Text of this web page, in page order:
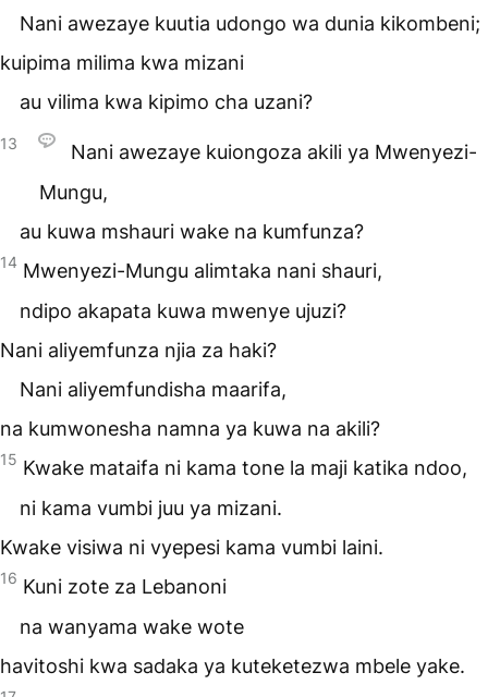
Nani awezaye kuutia udongo wa dunia kikombeni;
kuipima milima kwa mizani
au vilima kwa kipimo cha uzani?
13
Nani awezaye kuiongoza akili ya Mwenyezi-
Mungu,
au kuwa mshauri wake na kumfunza?
14 Mwenyezi-Mungu alimtaka nani shauri,
ndipo akapata kuwa mwenye ujuzi?
Nani aliyemfunza njia za haki?
Nani aliyemfundisha maarifa,
na kumwonesha namna ya kuwa na akili?
15 Kwake mataifa ni kama tone la maji katika ndoo,
ni kama vumbi juu ya mizani.
Kwake visiwa ni vyepesi kama vumbi laini.
16 Kuni zote za Lebanoni
na wanyama wake wote
havitoshi kwa sadaka ya kuteketezwa mbele yake.